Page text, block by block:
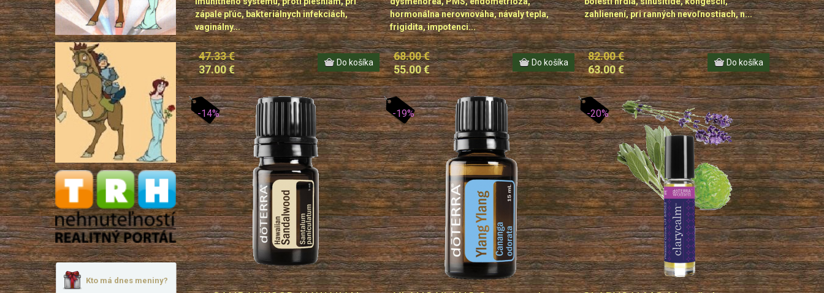
Kto má dnes meniny?
zápale pľúc, bakteriálnych infekciách,
vaginálny...
47.33 €
37.00 €
hormonálna nerovnováha, návaly tepla,
frigidita, impotenci...
68.00 €
55.00 €
zahlienení, pri ranných nevoľnostiach, n...
82.00 €
63.00 €
-14% -19% -20%